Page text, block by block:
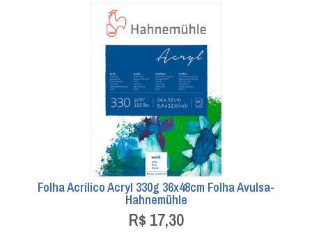
Folha Acrílico Acryl 330g 36x48cm Folha Avulsa-
Hahnemühle
R$ 17,30